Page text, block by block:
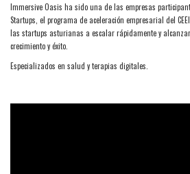
Immersive Oasis ha sido una de las empresas
Startups, el programa de aceleración empresarial del
las startups asturianas a escalar rápidamente y
crecimiento y éxito.
Especializados en salud y terapias digitales.